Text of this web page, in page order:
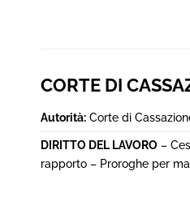
CORTE DI
Autorità: Corte di
DIRITTO DEL LAVORO –
rapporto – Proroghe per